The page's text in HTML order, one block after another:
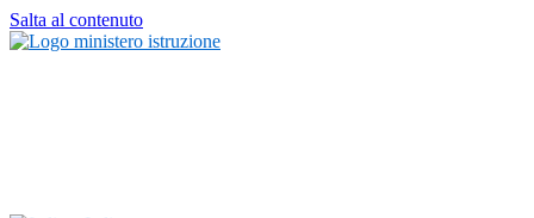
Salta al contenuto